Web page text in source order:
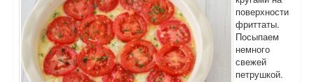
поверхности
фриттаты.
Посыпаем
немного
свежей
петрушкой.